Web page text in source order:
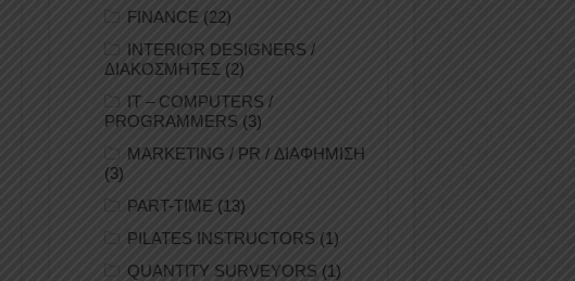
FINANCE (22)
INTERIOR DESIGNERS /
ΔΙΑΚΟΣΜΗΤΕΣ (2)
IT – COMPUTERS /
PROGRAMMERS (3)
MARKETING / PR / ΔΙΑΦΗΜΙΣΗ
(3)
PART-TIME (13)
PILATES INSTRUCTORS (1)
QUANTITY SURVEYORS (1)